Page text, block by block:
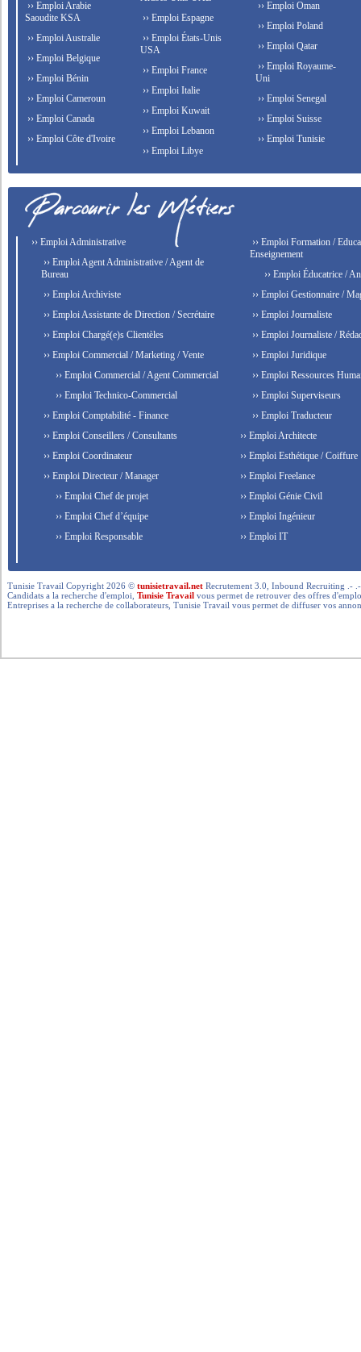
›› Emploi Arabie
Saoudite KSA
›› Emploi Australie
›› Emploi Belgique
›› Emploi Bénin
›› Emploi Cameroun
›› Emploi Canada
›› Emploi Côte d'Ivoire
›› Emploi Espagne
›› Emploi États-Unis
USA
›› Emploi France
›› Emploi Italie
›› Emploi Kuwait
›› Emploi Lebanon
›› Emploi Libye
›› Emploi Oman
›› Emploi Poland
›› Emploi Qatar
›› Emploi Royaume-
Uni
›› Emploi Senegal
›› Emploi Suisse
›› Emploi Tunisie
›› Emploi Administrative
›› Emploi Agent Administrative / Agent de
Bureau
›› Emploi Archiviste
›› Emploi Assistante de Direction / Secrétaire
›› Emploi Chargé(e)s Clientèles
›› Emploi Commercial / Marketing / Vente
›› Emploi Commercial / Agent Commercial
›› Emploi Technico-Commercial
›› Emploi Comptabilité - Finance
›› Emploi Conseillers / Consultants
›› Emploi Coordinateur
›› Emploi Directeur / Manager
›› Emploi Chef de projet
›› Emploi Chef d’équipe
›› Emploi Responsable
›› Emploi Formation /
Enseignement
›› Emploi Éducatrice /
›› Emploi Gestionnaire /
›› Emploi Journaliste
›› Emploi Journaliste /
›› Emploi Juridique
›› Emploi Ressources
›› Emploi Superviseurs
›› Emploi Traducteur
›› Emploi Architecte
›› Emploi Esthétique / Coiffure
›› Emploi Freelance
›› Emploi Génie Civil
›› Emploi Ingénieur
›› Emploi IT
Tunisie Travail Copyright 2026 ©tunisietravail.net Recrutement 3.0, Inbound Recruiting .-
Candidats a la recherche d'emploi,Tunisie Travail vous permet de retrouver des offres
Entreprises a la recherche de collaborateurs, Tunisie Travail vous permet de diffuser vos